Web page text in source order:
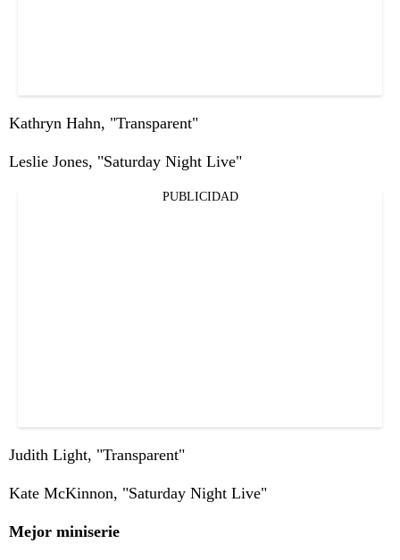
Kathryn Hahn, "Transparent"
Leslie Jones, "Saturday Night Live"
PUBLICIDAD
Judith Light, "Transparent"
Kate McKinnon, "Saturday Night Live"
Mejor miniserie